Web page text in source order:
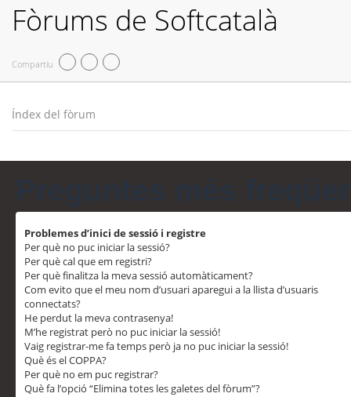
Fòrums de Softcatalà
Compartiu
Índex del fòrum
Problemes d’inici de sessió i registre
Per què no puc iniciar la sessió?
Per què cal que em registri?
Per què finalitza la meva sessió automàticament?
Com evito que el meu nom d’usuari aparegui a la llista d’usuaris
connectats?
He perdut la meva contrasenya!
M’he registrat però no puc iniciar la sessió!
Vaig registrar-me fa temps però ja no puc iniciar la sessió!
Què és el COPPA?
Per què no em puc registrar?
Què fa l’opció “Elimina totes les galetes del fòrum”?